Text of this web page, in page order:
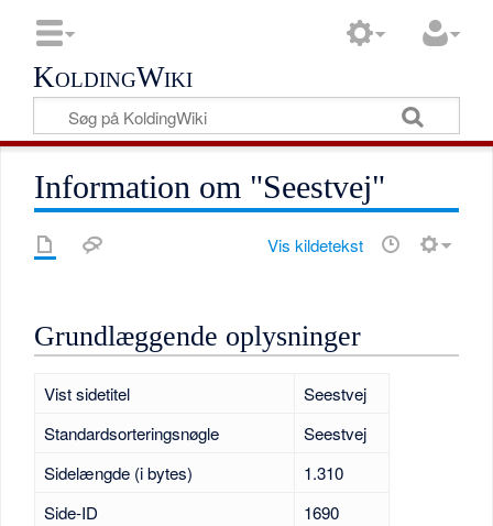
KoldingWiki
Information om "Seestvej"
Vis kildetekst
Grundlæggende oplysninger
Vist sidetitel
Seestvej
Standardsorteringsnøgle
Seestvej
Sidelængde (i bytes)
1.310
Side-ID
1690